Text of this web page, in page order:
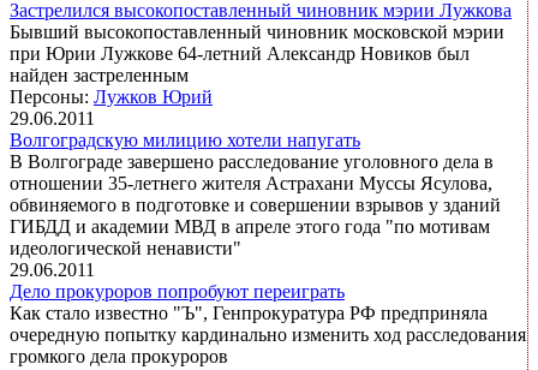
Застрелился высокопоставленный чиновник мэрии Лужкова
Бывший высокопоставленный чиновник московской мэрии
при Юрии Лужкове 64-летний Александр Новиков был
найден застреленным
Персоны: Лужков Юрий
29.06.2011
Волгоградскую милицию хотели напугать
В Волгограде завершено расследование уголовного дела в
отношении 35-летнего жителя Астрахани Муссы Ясулова,
обвиняемого в подготовке и совершении взрывов у зданий
ГИБДД и академии МВД в апреле этого года "по мотивам
идеологической ненависти"
29.06.2011
Дело прокуроров попробуют переиграть
Как стало известно "Ъ", Генпрокуратура РФ предприняла
очередную попытку кардинально изменить ход расследования
громкого дела прокуроров